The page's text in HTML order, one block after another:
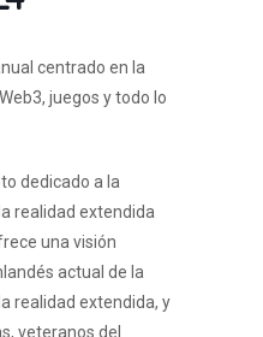
centrado en la
juegos y todo lo
dedicado a la
realidad extendida
una visión
actual de la
realidad extendida, y
veteranos del